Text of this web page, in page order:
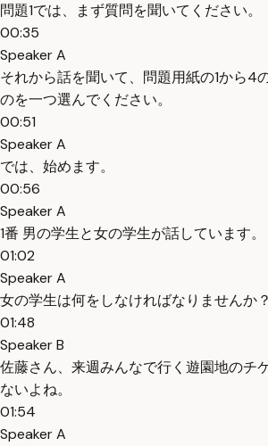
問題1では、まず質問を聞いてください。
00:35
Speaker A
それから話を聞いて、問題用紙の1から4
のを一つ選んでください。
00:51
Speaker A
では、始めます。
00:56
Speaker A
1番 男の学生と女の学生が話しています。
01:02
Speaker A
女の学生は何をしなければなりませんか？
01:48
Speaker B
佐藤さん、来週みんなで行く遊園地のチ
ないよね。
01:54
Speaker A